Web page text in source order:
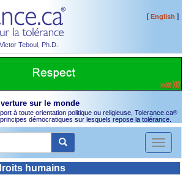
Teboul, Ph.D.
[English ]
sur le monde
à toute orientation politique ou religieuse, Tolerance.ca®
démocratiques sur lesquels repose la tolérance.
Toggle
humains